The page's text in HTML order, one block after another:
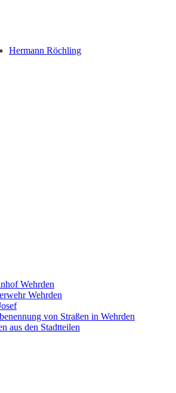
Hermann Röchling
Wehrden
Wehrden
von Straßen in Wehrden
aus den Stadtteilen